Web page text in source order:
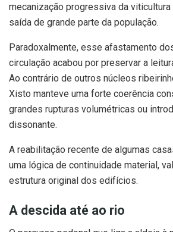
mecanização progressiva da viticultura
saída de grande parte da população.
Paradoxalmente, esse afastamento
circulação acabou por preservar a
Ao contrário de outros núcleos
Xisto manteve uma forte coerência
grandes rupturas volumétricas ou
dissonante.
A reabilitação recente de algumas
uma lógica de continuidade material,
estrutura original dos edifícios.
A descida até ao rio